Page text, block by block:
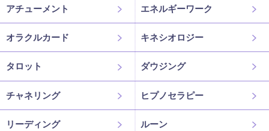
アチューメント エネルギーワーク
オラクルカード キネシオロジー
タロット ダウジング
チャネリング ヒプノセラピー
リーディング ルーン